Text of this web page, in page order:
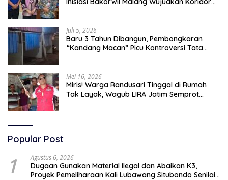
Juli 5, 2026
Baru 3 Tahun Dibangun, Pembongkaran
“Kandang Macan” Picu Kontroversi Tata
Mei 16, 2026
Miris! Warga Randusari Tinggal di Rumah
Tak Layak, Wagub LIRA Jatim Semprot
Popular Post
1 Agustus 6, 2026
Dugaan Gunakan Material Ilegal dan Abaikan K3,
Proyek Pemeliharaan Kali Lubawang Situbondo Senilai